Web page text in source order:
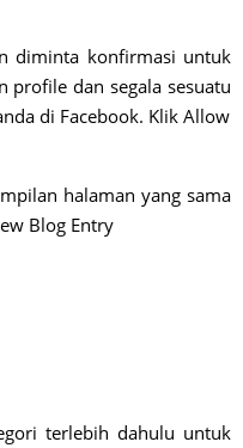
diminta konfirmasi untuk
profile dan segala sesuatu
di Facebook. Klik Allow
halaman yang sama
Blog Entry
terlebih dahulu untuk